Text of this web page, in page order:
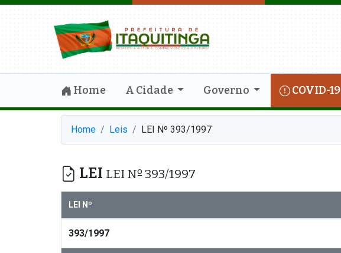
Home A Cidade Governo COVID-19
Home Leis LEI Nº 393/1997
LEI LEI Nº 393/1997
LEI Nº
393/1997